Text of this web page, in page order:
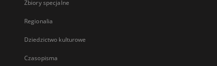
Zbiory specjalne
Regionalia
Dziedzictwo kulturowe
Czasopisma